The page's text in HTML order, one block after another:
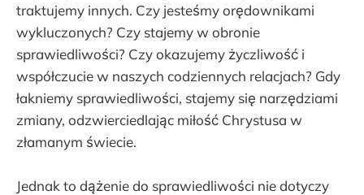
traktujemy innych. Czy jesteśmy orędownikami
wykluczonych? Czy stajemy w obronie
sprawiedliwości? Czy okazujemy życzliwość i
współczucie w naszych codziennych relacjach? Gdy
łakniemy sprawiedliwości, stajemy się narzędziami
zmiany, odzwierciedlając miłość Chrystusa w
złamanym świecie.
Jednak to dążenie do sprawiedliwości nie dotyczy